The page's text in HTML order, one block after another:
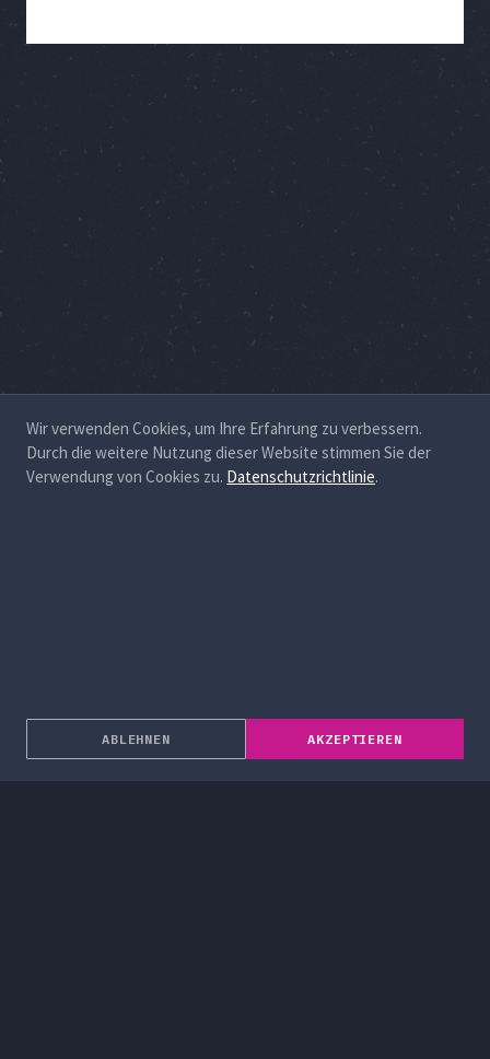
Über uns
Wir verwenden Cookies, um Ihre Erfahrung zu verbessern.
Durch die weitere Nutzung dieser Website stimmen Sie der
Verwendung von Cookies zu. Datenschutzrichtlinie.
ABLEHNEN AKZEPTIEREN